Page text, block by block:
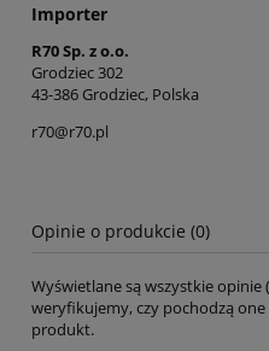
Importer
R70 Sp. z o.o.
Grodziec 302
43-386 Grodziec, Polska
r70@r70.pl
Opinie o produkcie (0)
Wyświetlane są wszystkie
weryfikujemy, czy pochodzą
produkt.